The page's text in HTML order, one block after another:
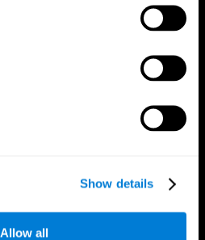
Show details
Allow all